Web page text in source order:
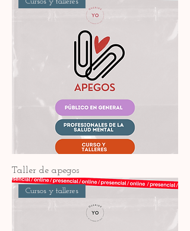
Taller de apegos
Cursos y talleres